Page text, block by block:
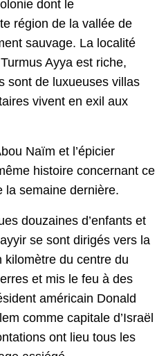
dont le
région de la vallée de
sauvage. La localité
Ayya est riche,
sont de luxueuses villas
vivent en exil aux
Naïm et l’épicier
histoire concernant ce
la semaine dernière.
douzaines d’enfants et
se sont dirigés vers la
kilomètre du centre du
et mis le feu à des
américain Donald
comme capitale d’Israël
ont lieu tous les